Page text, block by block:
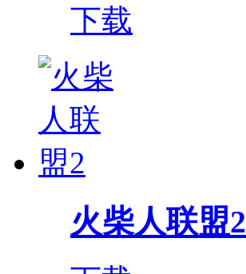
下载
火柴人联盟2